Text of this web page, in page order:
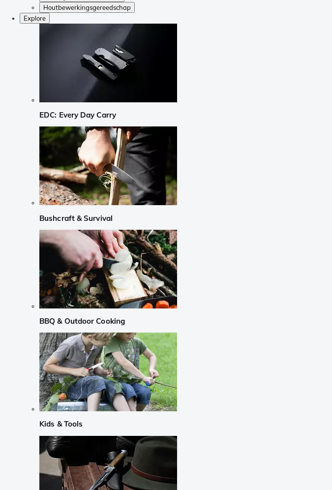
Houtbewerkingsgereedschap
Explore
EDC: Every Day Carry
Bushcraft & Survival
BBQ & Outdoor Cooking
Kids & Tools